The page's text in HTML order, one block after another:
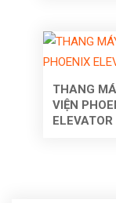
THANG
VIỆN